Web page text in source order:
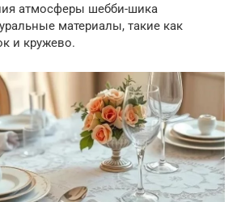
атмосферы шебби-шика
материалы, такие как
и кружево.